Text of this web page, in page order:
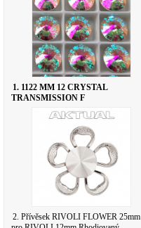
1. 1122 MM 12 CRYSTAL
TRANSMISSION F
2. Přívěsek RIVOLI FLOWER 25mm